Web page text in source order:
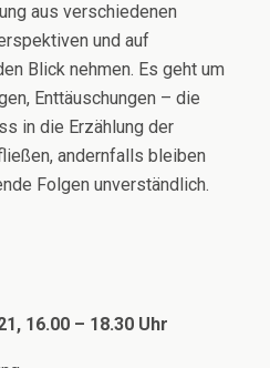
aus verschiedenen
und auf
Blick nehmen. Es geht um
Enttäuschungen – die
in die Erzählung der
andernfalls bleiben
Folgen unverständlich.
16.00 – 18.30 Uhr